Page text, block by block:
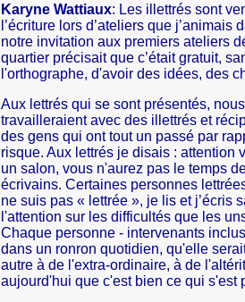
Karyne Wattiaux: Les illettrés sont
l’écriture lors d’ateliers que
notre invitation aux premiers ateliers
quartier précisait que c’était gratuit,
l'orthographe, d'avoir des idées, des
Aux lettrés qui se sont présentés,
travailleraient avec des illettrés et
des gens qui ont tout un passé par
risque. Aux lettrés je disais : attention
un salon, vous n'aurez pas le temps
écrivains. Certaines personnes
ne suis pas « lettrée », je lis et j’écris
l'attention sur les difficultés que les
Chaque personne - intervenants
dans un ronron quotidien, qu'elle
autre à de l'extra-ordinaire, à de
aujourd'hui que c'est bien ce qui s'est